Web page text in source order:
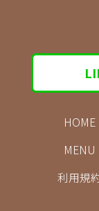
HOME
MENU
利用規